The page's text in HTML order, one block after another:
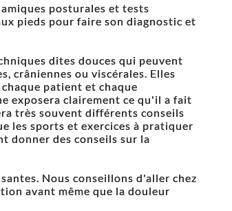
posturales et tests
pieds pour faire son diagnostic et
dites douces qui peuvent
crâniennes ou viscérales. Elles
patient et chaque
exposera clairement ce qu'il a fait
très souvent différents conseils
les sports et exercices à pratiquer
donner des conseils sur la
Nous conseillons d'aller chez
avant même que la douleur